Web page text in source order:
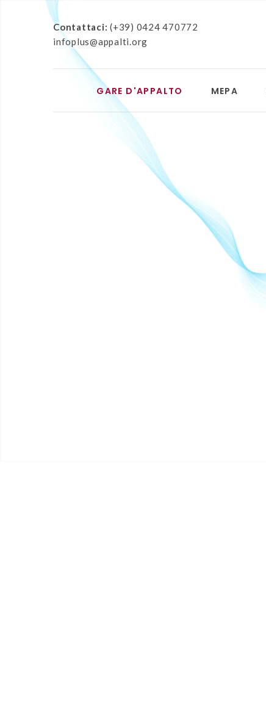
Contattaci: (+39) 0424 470772
infoplus@appalti.org
GARE D'APPALTO MEPA